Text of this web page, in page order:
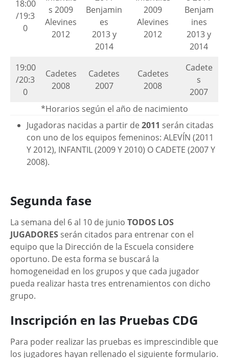
18:00
/19:3
0
s 2009
Alevines
2012
Benjamin
es
2013 y
2014
2009
Alevines
2012
Benjam
ines
2013 y
2014
19:00
/20:3
0
Cadetes
2008
Cadetes
2007
Cadetes
2008
Cadete
s
2007
*Horarios según el año de nacimiento
Jugadoras nacidas a partir de 2011 serán citadas
con uno de los equipos femeninos: ALEVÍN (2011
Y 2012), INFANTIL (2009 Y 2010) O CADETE (2007 Y
2008).
Segunda fase
La semana del 6 al 10 de junio TODOS LOS
JUGADORES serán citados para entrenar con el
equipo que la Dirección de la Escuela considere
oportuno. De esta forma se buscará la
homogeneidad en los grupos y que cada jugador
pueda realizar hasta tres entrenamientos con dicho
grupo.
Inscripción en las Pruebas CDG
Para poder realizar las pruebas es imprescindible que
los jugadores hayan rellenado el siguiente formulario.